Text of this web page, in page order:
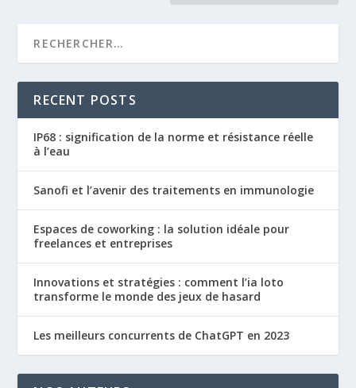
RECENT POSTS
IP68 : signification de la norme et résistance réelle
à l’eau
Sanofi et l’avenir des traitements en immunologie
Espaces de coworking : la solution idéale pour
freelances et entreprises
Innovations et stratégies : comment l’ia loto
transforme le monde des jeux de hasard
Les meilleurs concurrents de ChatGPT en 2023